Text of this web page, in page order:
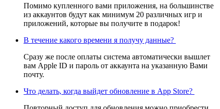
Помимо купленного вами приложения, на большинстве
из аккаунтов будут как минимум 20 различных игр и
приложений, которые вы получите в подарок!
В течение какого времени я получу данные?
Сразу же после оплаты система автоматически вышлет
вам Apple ID и пароль от аккаунта на указанную Вами
почту.
Что делать, когда выйдет обновление в App Store?